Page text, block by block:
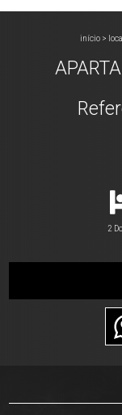
início >
2